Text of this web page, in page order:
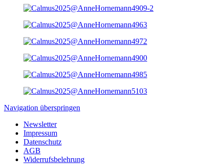
Navigation überspringen
Newsletter
Impressum
Datenschutz
AGB
Widerrufsbelehrung